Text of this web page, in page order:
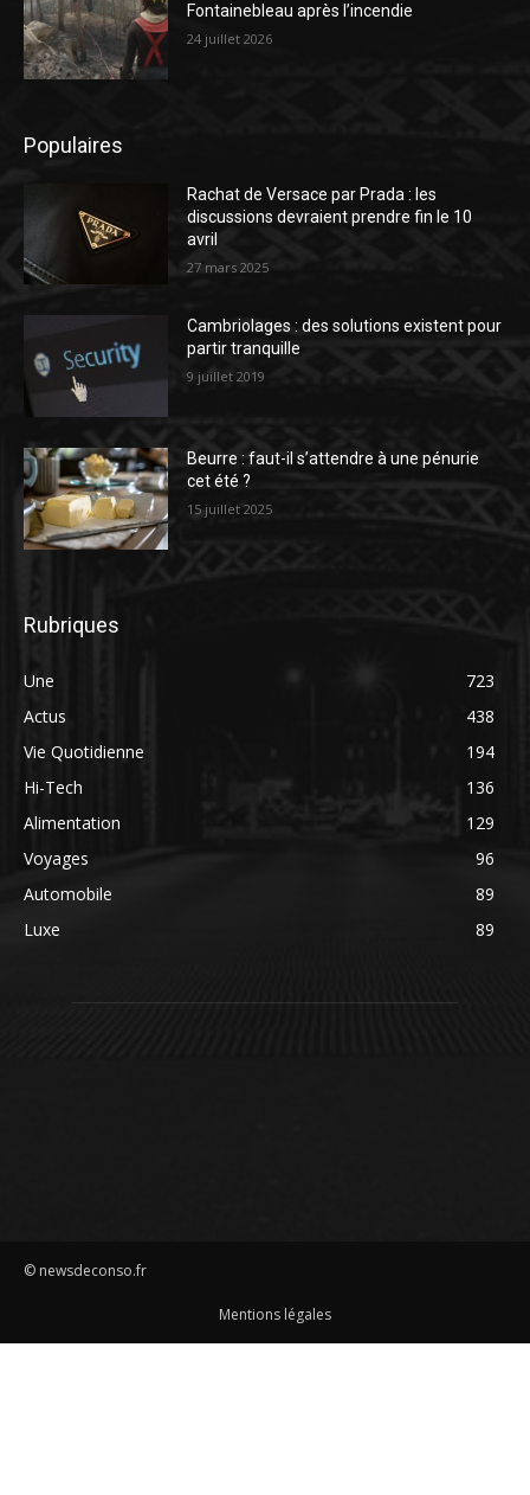
Fontainebleau après l’incendie
24 juillet 2026
Populaires
Rachat de Versace par Prada : les
discussions devraient prendre fin le 10
avril
27 mars 2025
Cambriolages : des solutions existent pour
partir tranquille
9 juillet 2019
Beurre : faut-il s’attendre à une pénurie
cet été ?
15 juillet 2025
Rubriques
Une
723
Actus
438
Vie Quotidienne
194
Hi-Tech
136
Alimentation
129
Voyages
96
Automobile
89
Luxe
89
© newsdeconso.fr
Mentions légales